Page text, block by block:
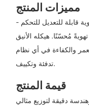
مميزات المنتج
- مميزات المنتج: يتميز الموزع بفوهات كروية قابلة للتعديل للتحكم
مُحسّنًا. هيكله الأنيق
والكفاءة في أي نظام
تدفئة وتكييف.
قيمة المنتج
دقيقة لتوزيع مثالي